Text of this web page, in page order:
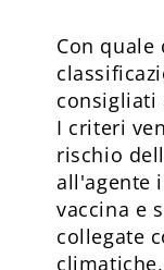
Con
consigliati
I criteri
rischio
all'agente
vaccina e
collegate